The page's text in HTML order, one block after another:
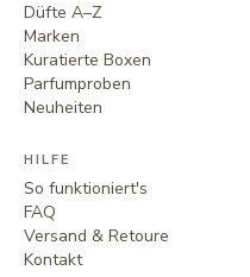
Düfte A–Z
Marken
Kuratierte Boxen
Parfumproben
Neuheiten
HILFE
So funktioniert's
FAQ
Versand & Retoure
Kontakt